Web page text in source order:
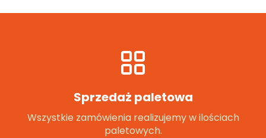
Sprzedaż paletowa
Wszystkie zamówienia realizujemy w ilościach
paletowych.